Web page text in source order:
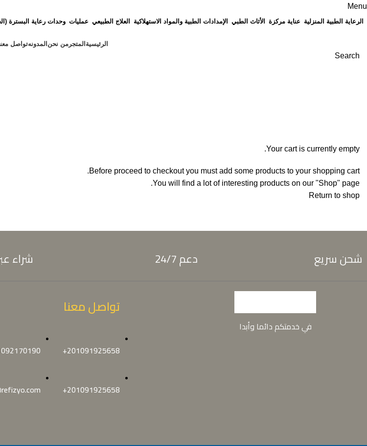
Menu
الرعاية الطبية المنزلية عناية مركزة الأثاث الطبي الإمدادات الطبية والمواد الاستهلاكية العلاج الطبيعي عمليات وحدات رعاية البسترة
الرئيسيةالمتجر من نحنالمدونهتواصل
Search
Your cart is currently empty.
Before proceed to checkout you must add some products to your shopping cart.
You will find a lot of interesting products on our "Shop" page.
Return to shop
شحن سريع دعم 24/7 شراء
في خدمتكم دائما وأبدا
تواصل معنا
+201091925658
+201091925658